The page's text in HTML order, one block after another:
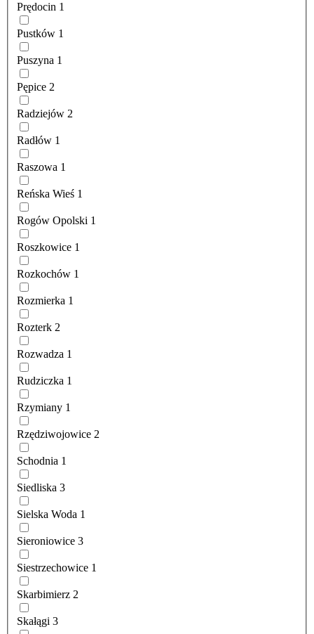
Prędocin 1
Pustków 1
Puszyna 1
Pępice 2
Radziejów 2
Radłów 1
Raszowa 1
Reńska Wieś 1
Rogów Opolski 1
Roszkowice 1
Rozkochów 1
Rozmierka 1
Rozterk 2
Rozwadza 1
Rudziczka 1
Rzymiany 1
Rzędziwojowice 2
Schodnia 1
Siedliska 3
Sielska Woda 1
Sieroniowice 3
Siestrzechowice 1
Skarbimierz 2
Skałągi 3